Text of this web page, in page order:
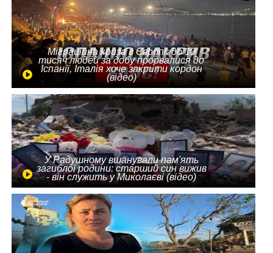
Міграційна криза в Європі: до 10
тисяч людей за добу прорвалися до
Іспанії, Італія хоче закрити кордон
(відео)
У Радушному вшанували пам'ять
загиблої родини: старший син вижив
- він служить у Миколаєві (відео)